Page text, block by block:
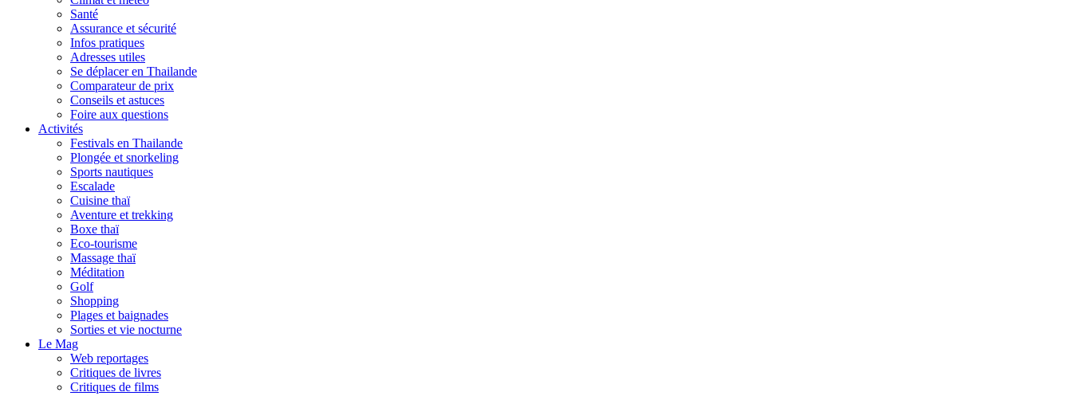
Santé
Assurance et sécurité
Infos pratiques
Adresses utiles
Se déplacer en Thailande
Comparateur de prix
Conseils et astuces
Foire aux questions
Activités
Festivals en Thailande
Plongée et snorkeling
Sports nautiques
Escalade
Cuisine thaï
Aventure et trekking
Boxe thaï
Eco-tourisme
Massage thaï
Méditation
Golf
Shopping
Plages et baignades
Sorties et vie nocturne
Le Mag
Web reportages
Critiques de livres
Critiques de films